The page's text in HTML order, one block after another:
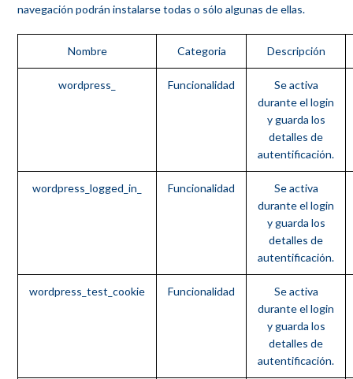
navegación podrán instalarse todas o sólo algunas de ellas.
Nombre Categoria Descripción
wordpress_ Funcionalidad
Se activa
durante el login
y guarda los
detalles de
autentificación.
wordpress_logged_in_ Funcionalidad
Se activa
durante el login
y guarda los
detalles de
autentificación.
wordpress_test_cookie Funcionalidad
Se activa
durante el login
y guarda los
detalles de
autentificación.